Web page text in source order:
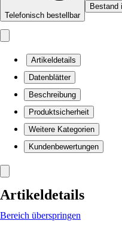
Telefonisch bestellbar
Bestand
Artikeldetails
Datenblätter
Beschreibung
Produktsicherheit
Weitere Kategorien
Kundenbewertungen
Artikeldetails
Bereich überspringen